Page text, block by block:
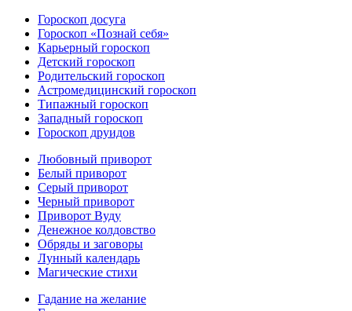
Гороскоп досуга
Гороскоп «Познай себя»
Карьерный гороскоп
Детский гороскоп
Родительский гороскоп
Астромедицинский гороскоп
Типажный гороскоп
Западный гороскоп
Гороскоп друидов
Любовный приворот
Белый приворот
Серый приворот
Черный приворот
Приворот Вуду
Денежное колдовство
Обряды и заговоры
Лунный календарь
Магические стихи
Гадание на желание